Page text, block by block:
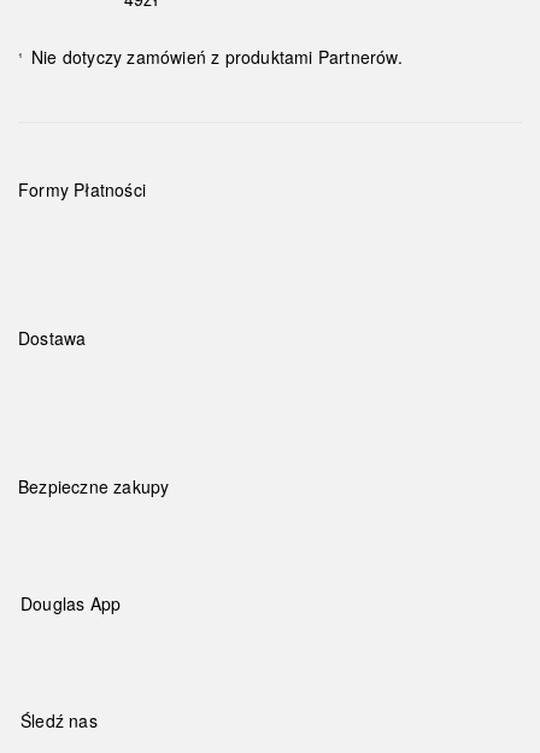
¹ Nie dotyczy zamówień z produktami Partnerów.
Formy Płatności
Dostawa
Bezpieczne zakupy
Douglas App
Śledź nas